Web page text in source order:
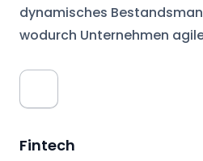
dynamisches
wodurch Unternehmen
Fintech